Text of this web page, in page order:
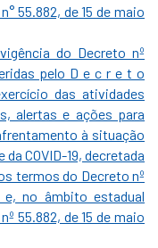
55.882, de 15 de maio
do Decreto nº
pelo D e c r e t o
das atividades
alertas e ações para
à situação
COVID-19, decretada
termos do Decreto nº
e, no âmbito estadual
55.882, de 15 de maio